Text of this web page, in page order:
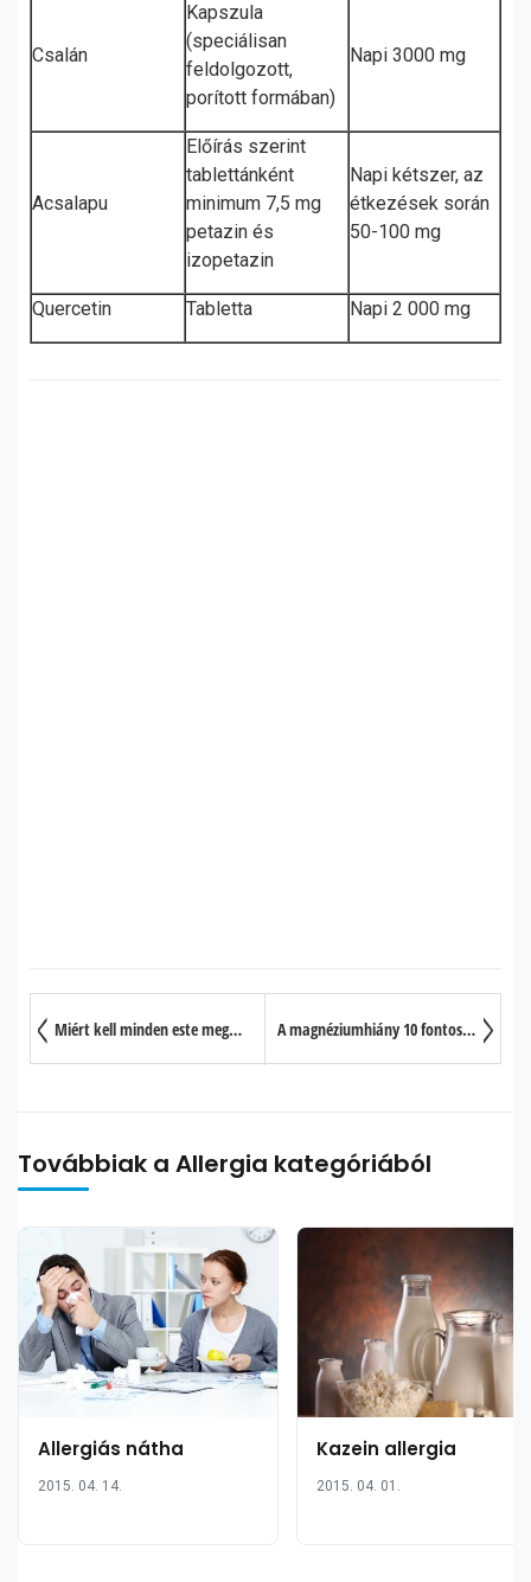
Csalán
Kapszula
(speciálisan
feldolgozott,
porított formában)
Napi 3000 mg
Acsalapu
Előírás szerint
tablettánként
minimum 7,5 mg
petazin és
izopetazin
Napi kétszer, az
étkezések során
50-100 mg
Quercetin Tabletta Napi 2 000 mg
Miért kell minden este megmasszíroznia a talpát? A magnéziumhiány 10 fontos jele
Továbbiak a Allergia kategóriából
Allergiás nátha
2015. 04. 14.
Kazein allergia
2015. 04. 01.